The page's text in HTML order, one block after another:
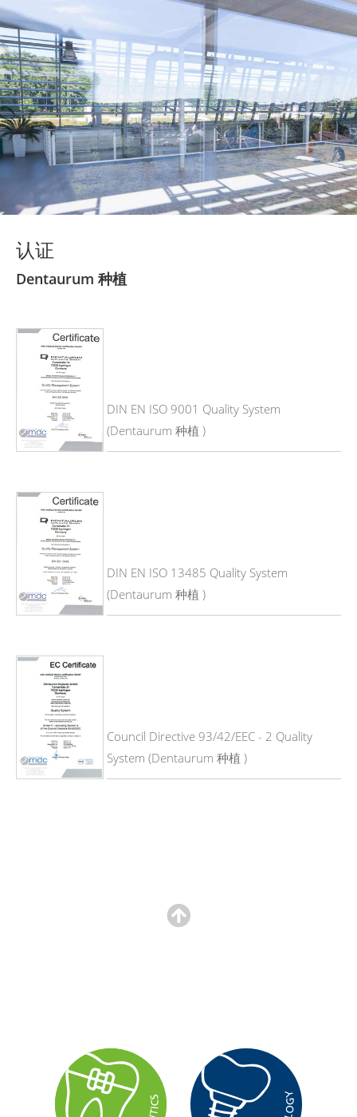
认证
Dentaurum 种植
DIN EN ISO 9001 Quality System
(Dentaurum 种植 )
DIN EN ISO 13485 Quality System
(Dentaurum 种植 )
Council Directive 93/42/EEC - 2 Quality
System (Dentaurum 种植 )